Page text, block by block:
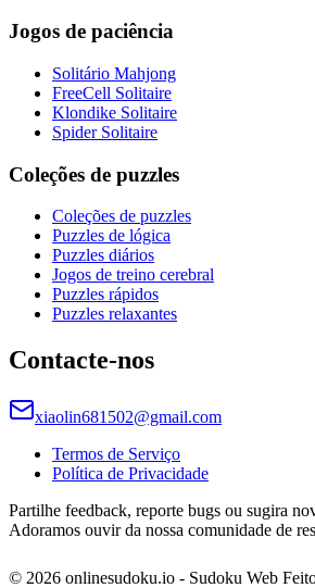
Jogos de paciência
Solitário Mahjong
FreeCell Solitaire
Klondike Solitaire
Spider Solitaire
Coleções de puzzles
Coleções de puzzles
Puzzles de lógica
Puzzles diários
Jogos de treino cerebral
Puzzles rápidos
Puzzles relaxantes
Contacte-nos
xiaolin681502@gmail.com
Termos de Serviço
Política de Privacidade
Partilhe feedback, reporte bugs ou sugira
Adoramos ouvir da nossa comunidade de
© 2026 onlinesudoku.io - Sudoku Web